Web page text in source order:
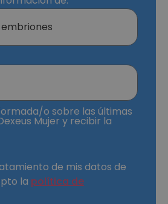
o sobre las últimas
Mujer y recibir la
de mis datos de
la política de